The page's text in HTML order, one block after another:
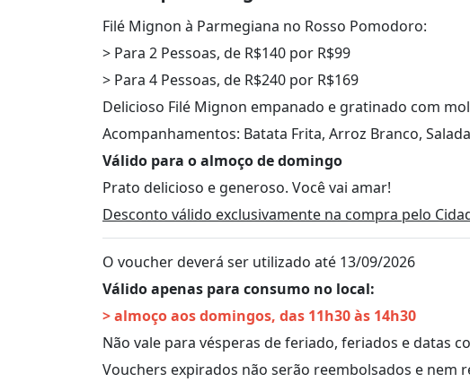
Filé Mignon à Parmegiana no Rosso Pomodoro:
> Para 2 Pessoas, de R$140 por R$99
> Para 4 Pessoas, de R$240 por R$169
Delicioso Filé Mignon empanado e gratinado com
Acompanhamentos: Batata Frita, Arroz Branco,
Válido para o almoço de domingo
Prato delicioso e generoso. Você vai amar!
Desconto válido exclusivamente na compra pelo
O voucher deverá ser utilizado até 13/09/2026
Válido apenas para consumo no local:
> almoço aos domingos, das 11h30 às 14h30
Não vale para vésperas de feriado, feriados e datas
Vouchers expirados não serão reembolsados e nem